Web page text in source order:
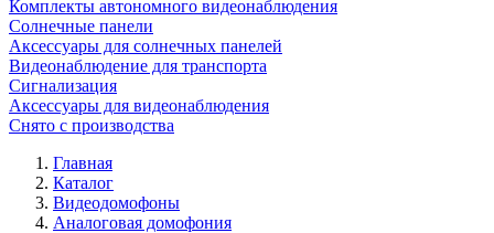
Комплекты автономного видеонаблюдения
Солнечные панели
Аксессуары для солнечных панелей
Видеонаблюдение для транспорта
Сигнализация
Аксессуары для видеонаблюдения
Снято с производства
Главная
Каталог
Видеодомофоны
Аналоговая домофония